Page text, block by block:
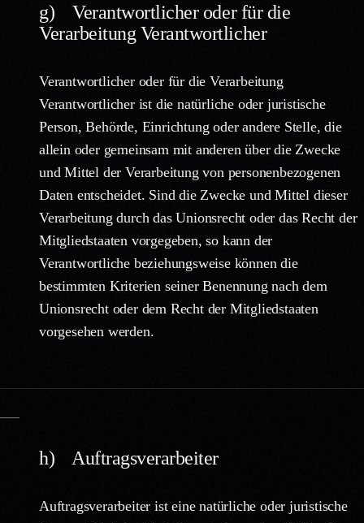
g) Verantwortlicher oder für die
Verarbeitung Verantwortlicher
Verantwortlicher oder für die Verarbeitung
Verantwortlicher ist die natürliche oder juristische
Person, Behörde, Einrichtung oder andere Stelle, die
allein oder gemeinsam mit anderen über die Zwecke
und Mittel der Verarbeitung von personenbezogenen
Daten entscheidet. Sind die Zwecke und Mittel dieser
Verarbeitung durch das Unionsrecht oder das Recht der
Mitgliedstaaten vorgegeben, so kann der
Verantwortliche beziehungsweise können die
bestimmten Kriterien seiner Benennung nach dem
Unionsrecht oder dem Recht der Mitgliedstaaten
vorgesehen werden.
h) Auftragsverarbeiter
Auftragsverarbeiter ist eine natürliche oder juristische